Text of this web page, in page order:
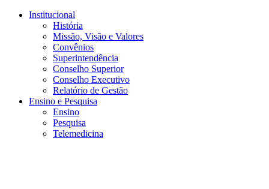
Conteúdo principal
Institucional
História
Missão, Visão e Valores
Convênios
Superintendência
Conselho Superior
Conselho Executivo
Relatório de Gestão
Ensino e Pesquisa
Ensino
Pesquisa
Telemedicina